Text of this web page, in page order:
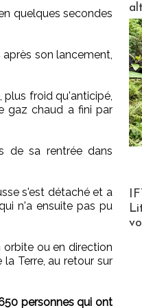
quelques secondes
son lancement,
plus froid qu'anticipé,
gaz chaud a fini par
de sa rentrée dans
s'est détaché et a
n'a ensuite pas pu
orbite ou en direction
Terre, au retour sur
personnes qui ont